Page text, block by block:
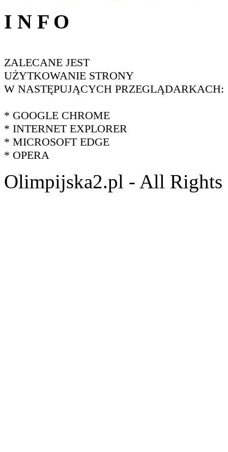
I N F O
ZALECANE JEST
UŻYTKOWANIE STRONY
W NASTĘPUJĄCYCH PRZEGLĄDARKACH:
* GOOGLE CHROME
* INTERNET EXPLORER
* MICROSOFT EDGE
* OPERA
Olimpijska2.pl - All Rights